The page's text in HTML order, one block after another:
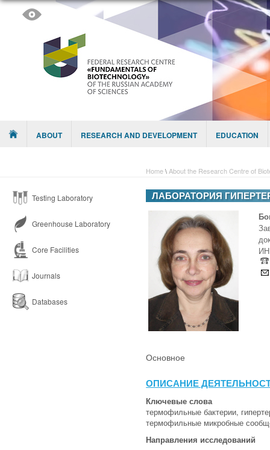
Menu ABOUT RESEARCH AND DEVELOPMENT EDUCATION
Home\ About the Research Centre of
Testing Laboratory
Greenhouse Laboratory
Core Facilities
Journals
Databases
ЛАБОРАТОРИЯ
Основное
ОПИСАНИЕ
Ключевые слова
термофильные бактерии,
термофильные микробные
Направления исследований